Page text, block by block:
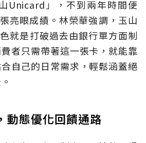
Unicard」，不到兩年時間便
亮眼成績。林榮華強調，玉山
就是打破過去由銀行單方面制
者只需帶著這一張卡，就能靠
自己的日常需求，輕鬆涵蓋絕
動態優化回饋通路